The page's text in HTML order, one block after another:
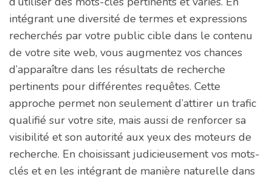
intégrant une diversité de termes et expressions
recherchés par votre public cible dans le contenu
de votre site web, vous augmentez vos chances
d’apparaître dans les résultats de recherche
pertinents pour différentes requêtes. Cette
approche permet non seulement d’attirer un trafic
qualifié sur votre site, mais aussi de renforcer sa
visibilité et son autorité aux yeux des moteurs de
recherche. En choisissant judicieusement vos mots-
clés et en les intégrant de manière naturelle dans